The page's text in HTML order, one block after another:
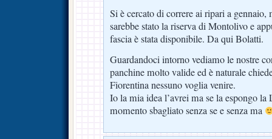
Si è cercato di correre ai ripari a gennaio,
sarebbe stato la riserva di Montolivo e
fascia è stata disponibile. Da qui Bolatti.
Guardandoci intorno vediamo le nostre
panchine molto valide ed è naturale
Fiorentina nessuno voglia venire.
Io la mia idea l’avrei ma se la espongo la
momento sbagliato senza se e senza ma